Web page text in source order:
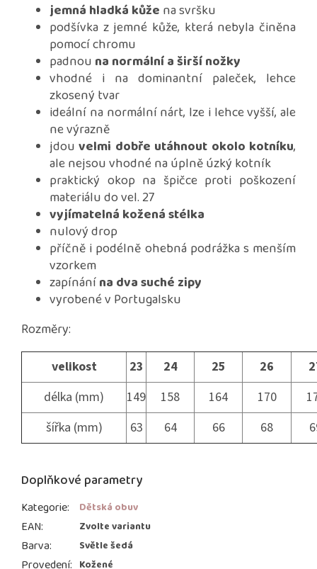
jemná hladká kůže na svršku
podšívka z jemné kůže, která nebyla činěna
pomocí chromu
padnou na normální a širší nožky
vhodné i na dominantní paleček, lehce
zkosený tvar
ideální na normální nárt, lze i lehce vyšší, ale
ne výrazně
jdouvelmi dobře utáhnout okolo kotníku,
ale nejsou vhodné na úplně úzký kotník
praktický okop na špičce proti poškození
materiálu do vel. 27
vyjímatelná kožená stélka
nulový drop
příčně i podélně ohebná podrážka s menším
vzorkem
zapínánína dva suché zipy
vyrobené v Portugalsku
Rozměry:
velikost 23 24 25 26
délka (mm)
149 158 164 170
šířka (mm)
63 64 66 68
Doplňkové parametry
Kategorie: Dětská obuv
EAN: Zvolte variantu
Barva: Světle šedá
Provedení: Kožené